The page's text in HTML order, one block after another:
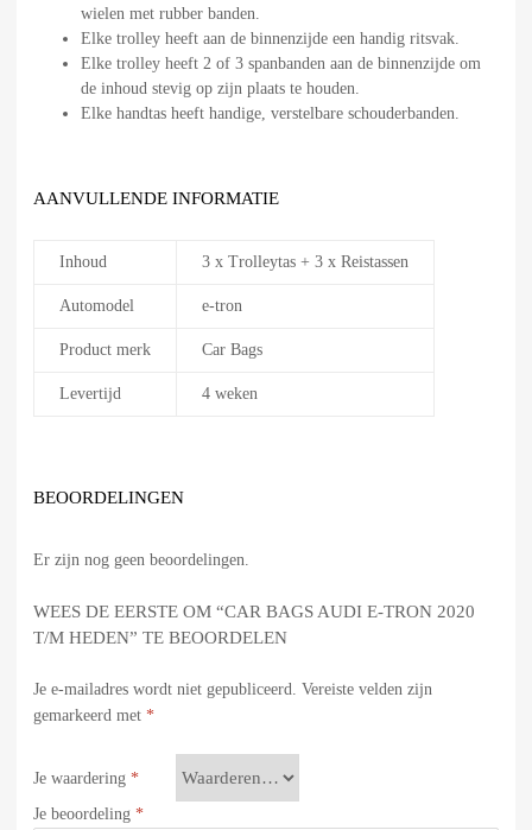
wielen met rubber banden.
Elke trolley heeft aan de binnenzijde een handig ritsvak.
Elke trolley heeft 2 of 3 spanbanden aan de binnenzijde om
de inhoud stevig op zijn plaats te houden.
Elke handtas heeft handige, verstelbare schouderbanden.
AANVULLENDE INFORMATIE
Inhoud 3 x Trolleytas + 3 x Reistassen
Automodel e-tron
Product merk Car Bags
Levertijd 4 weken
BEOORDELINGEN
Er zijn nog geen beoordelingen.
WEES DE EERSTE OM “CAR BAGS AUDI E-TRON 2020
T/M HEDEN” TE BEOORDELEN
Je e-mailadres wordt niet gepubliceerd. Vereiste velden zijn
gemarkeerd met *
Je waardering *
Je beoordeling *